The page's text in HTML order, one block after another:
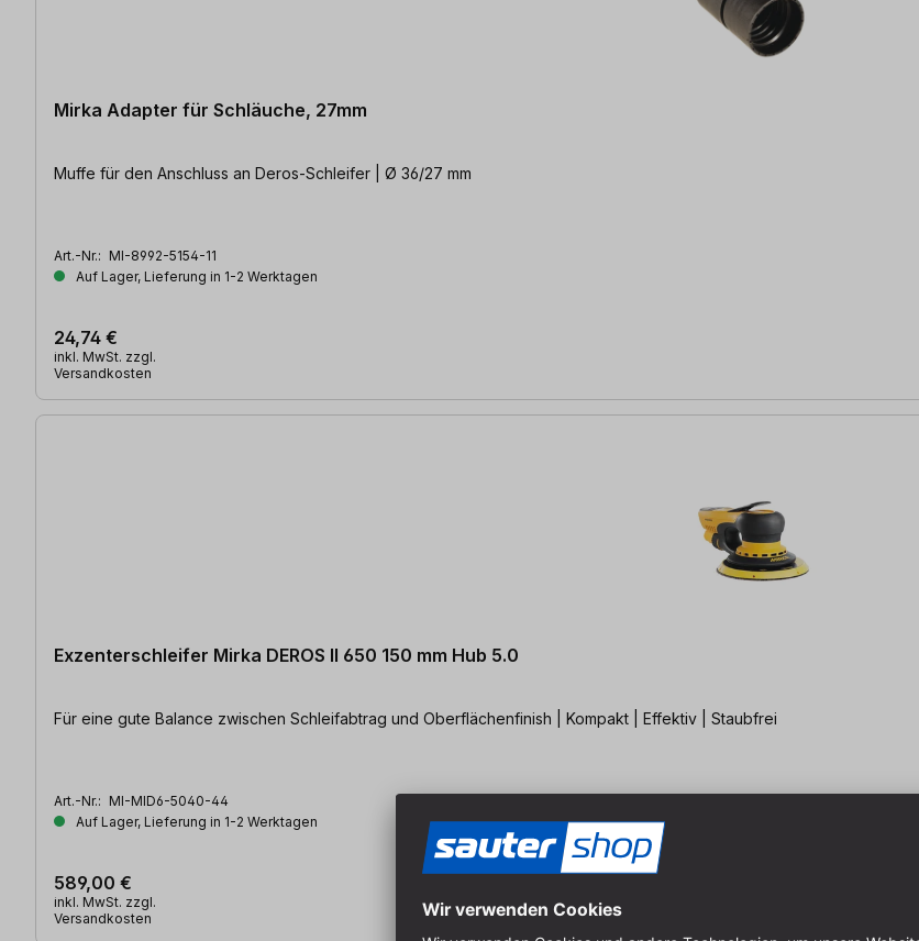
Mirka Adapter für Schläuche, 27mm
Muffe für den Anschluss an Deros-Schleifer | Ø 36/27 mm
Art.-Nr.: MI-8992-5154-11
Auf Lager, Lieferung in 1-2 Werktagen
24,74 €
inkl. MwSt. zzgl.
Versandkosten
Exzenterschleifer Mirka DEROS II 650 150 mm Hub 5.0
Für eine gute Balance zwischen Schleifabtrag und Oberflächenfinish | Kompakt | Effektiv | Staubfrei
Art.-Nr.: MI-MID6-5040-44
Auf Lager, Lieferung in 1-2 Werktagen
589,00 €
inkl. MwSt. zzgl.
Versandkosten